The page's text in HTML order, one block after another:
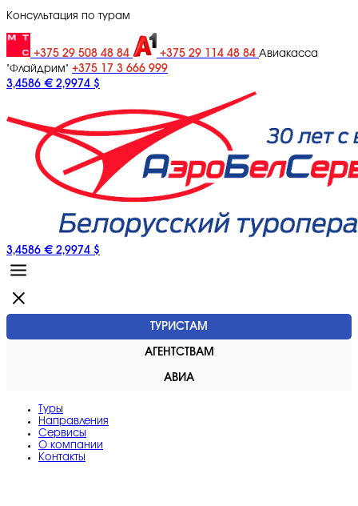
Консультация по турам
+375 29 508 48 84 +375 29 114 48 84 Авиакасса
"Флайдрим" +375 17 3 666 999
3,4586 € 2,9974 $
3,4586 € 2,9974 $
ТУРИСТАМ
АГЕНТСТВАМ
АВИА
Туры
Направления
Сервисы
O компании
Контакты